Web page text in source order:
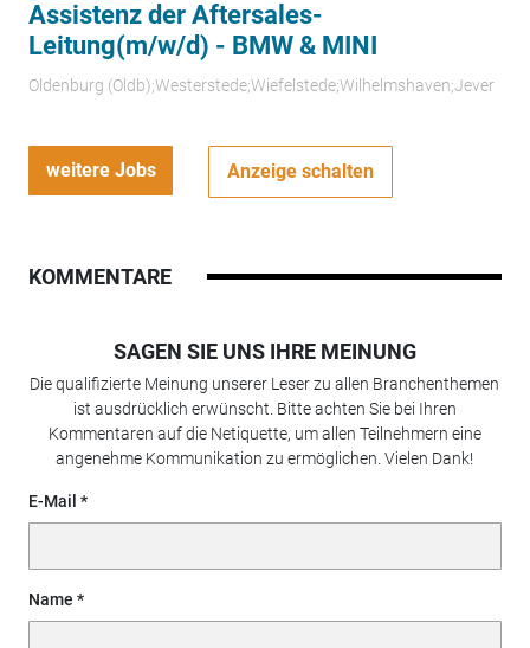
Assistenz der Aftersales-
Leitung(m/w/d) - BMW & MINI
Oldenburg (Oldb);Westerstede;Wiefelstede;Wilhelmshaven;Jever
weitere Jobs Anzeige schalten
KOMMENTARE
SAGEN SIE UNS IHRE MEINUNG
Die qualifizierte Meinung unserer Leser zu allen Branchenthemen
ist ausdrücklich erwünscht. Bitte achten Sie bei Ihren
Kommentaren auf die Netiquette, um allen Teilnehmern eine
angenehme Kommunikation zu ermöglichen. Vielen Dank!
E-Mail
Name